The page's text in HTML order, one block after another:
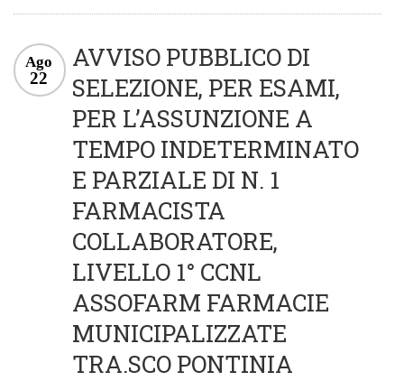
AVVISO PUBBLICO DI
SELEZIONE, PER ESAMI,
PER L’ASSUNZIONE A
TEMPO INDETERMINATO
E PARZIALE DI N. 1
FARMACISTA
COLLABORATORE,
LIVELLO 1° CCNL
ASSOFARM FARMACIE
MUNICIPALIZZATE
TRA.SCO PONTINIA
Ago
22